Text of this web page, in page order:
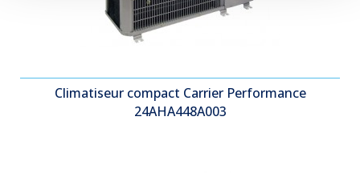
Climatiseur compact Carrier Performance
24AHA448A003